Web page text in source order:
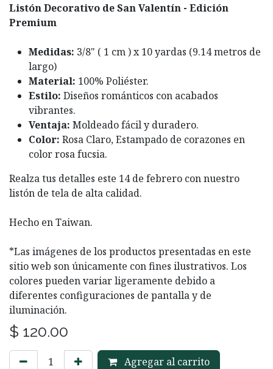
Listón Decorativo de San Valentín - Edición
Premium
Medidas: 3/8" ( 1 cm ) x 10 yardas (9.14 metros de
largo)
Material: 100% Poliéster.
Estilo: Diseños románticos con acabados
vibrantes.
Ventaja: Moldeado fácil y duradero.
Color: Rosa Claro, Estampado de corazones en
color rosa fucsia.
Realza tus detalles este 14 de febrero con nuestro
listón de tela de alta calidad.
Hecho en Taiwan.
*Las imágenes de los productos presentadas en este
sitio web son únicamente con fines ilustrativos. Los
colores pueden variar ligeramente debido a
diferentes configuraciones de pantalla y de
iluminación.
$ 120.00
Agregar al carrito